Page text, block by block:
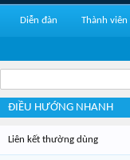
ĐIỀU HƯỚNG NHANH
Liên kết thường dùng
Diễn đàn Thành viên